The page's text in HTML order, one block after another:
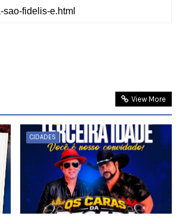
View More
CIDADES